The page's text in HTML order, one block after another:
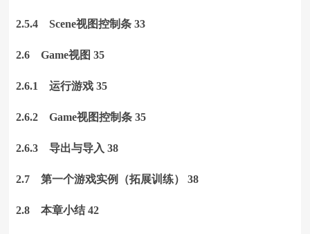
2.5.4 Scene视图控制条 33
2.6 Game视图 35
2.6.1 运行游戏 35
2.6.2 Game视图控制条 35
2.6.3 导出与导入 38
2.7 第一个游戏实例（拓展训练） 38
2.8 本章小结 42